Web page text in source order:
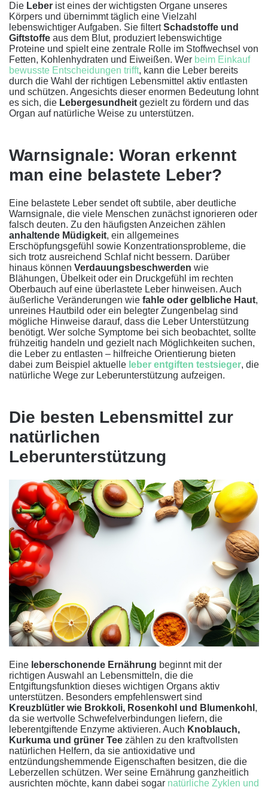
Die Leber ist eines der wichtigsten Organe unseres
Körpers und übernimmt täglich eine Vielzahl
lebenswichtiger Aufgaben. Sie filtertSchadstoffe und
Giftstoffe aus dem Blut, produziert lebenswichtige
Proteine und spielt eine zentrale Rolle im Stoffwechsel von
Fetten, Kohlenhydraten und Eiweißen. Wer beim Einkauf
bewusste Entscheidungen trifft, kann die Leber bereits
durch die Wahl der richtigen Lebensmittel aktiv entlasten
und schützen. Angesichts dieser enormen Bedeutung lohnt
es sich, die Lebergesundheit gezielt zu fördern und das
Organ auf natürliche Weise zu unterstützen.
Warnsignale: Woran erkennt
man eine belastete Leber?
Eine belastete Leber sendet oft subtile, aber deutliche
Warnsignale, die viele Menschen zunächst ignorieren oder
falsch deuten. Zu den häufigsten Anzeichen zählen
anhaltende Müdigkeit, ein allgemeines
Erschöpfungsgefühl sowie Konzentrationsprobleme, die
sich trotz ausreichend Schlaf nicht bessern. Darüber
hinaus können Verdauungsbeschwerden wie
Blähungen, Übelkeit oder ein Druckgefühl im rechten
Oberbauch auf eine überlastete Leber hinweisen. Auch
äußerliche Veränderungen wie fahle oder gelbliche Haut,
unreines Hautbild oder ein belegter Zungenbelag sind
mögliche Hinweise darauf, dass die Leber Unterstützung
benötigt. Wer solche Symptome bei sich beobachtet, sollte
frühzeitig handeln und gezielt nach Möglichkeiten suchen,
die Leber zu entlasten – hilfreiche Orientierung bieten
dabei zum Beispiel aktuelle leber entgiften testsieger, die
natürliche Wege zur Leberunterstützung aufzeigen.
Die besten Lebensmittel zur
natürlichen
Leberunterstützung
Eine leberschonende Ernährung beginnt mit der
richtigen Auswahl an Lebensmitteln, die die
Entgiftungsfunktion dieses wichtigen Organs aktiv
unterstützen. Besonders empfehlenswert sind
Kreuzblütler wie Brokkoli, Rosenkohl und Blumenkohl ,
da sie wertvolle Schwefelverbindungen liefern, die
leberentgiftende Enzyme aktivieren. Auch Knoblauch,
Kurkuma und grüner Tee zählen zu den kraftvollsten
natürlichen Helfern, da sie antioxidative und
entzündungshemmende Eigenschaften besitzen, die die
Leberzellen schützen. Wer seine Ernährung ganzheitlich
ausrichten möchte, kann dabei sogar natürliche Zyklen und